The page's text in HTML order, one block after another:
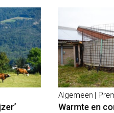
Algemeen |
Warmte en